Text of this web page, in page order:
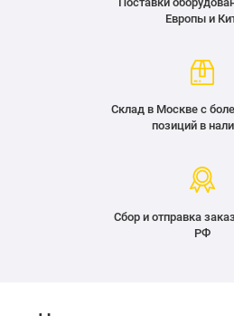
Европы и
Склад в Москве с
позиций в
Сбор и отправка
РФ